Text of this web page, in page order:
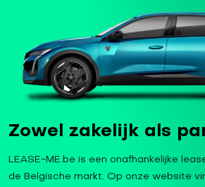
Zowel zakelijk als
LEASE-ME.be is een onafhankelijke
de Belgische markt. Op onze website